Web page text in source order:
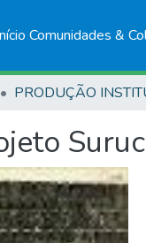
Comunidades &